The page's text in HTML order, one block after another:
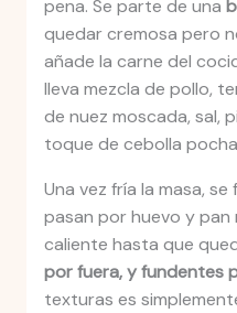
pena. Se parte de una
quedar cremosa pero
añade la carne del
lleva mezcla de pollo,
de nuez moscada, sal,
toque de cebolla
Una vez fría la masa,
pasan por huevo y pan
caliente hasta que
por fuera, y fundentes
texturas es